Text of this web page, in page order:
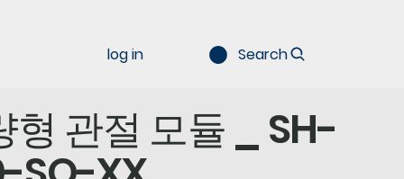
log in Search
형 관절 모듈 _ SH-